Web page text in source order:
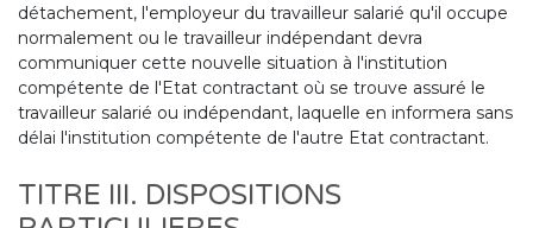
détachement, l'employeur du travailleur salarié qu'il occupe
normalement ou le travailleur indépendant devra
communiquer cette nouvelle situation à l'institution
compétente de l'Etat contractant où se trouve assuré le
travailleur salarié ou indépendant, laquelle en informera sans
délai l'institution compétente de l'autre Etat contractant.
TITRE III. DISPOSITIONS